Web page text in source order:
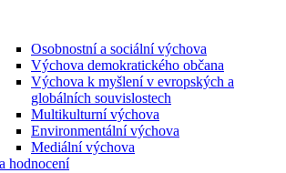
Osobnostní a sociální výchova
Výchova demokratického občana
Výchova k myšlení v evropských a
globálních souvislostech
Multikulturní výchova
Environmentální výchova
Mediální výchova
hodnocení